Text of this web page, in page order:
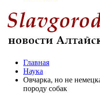
Главная
Наука
Овчарка, но не
породу собак